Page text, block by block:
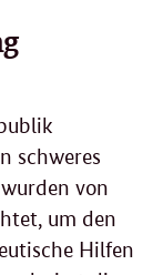
schweres
von
um den
Hilfen